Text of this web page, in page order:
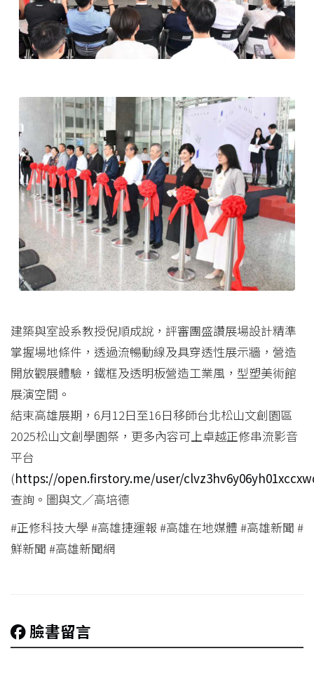
建築與室設系教授倪順成說，評審團盛讚展場設計精準
掌握場地條件，透過流暢動線及具穿透性展示牆，營造
開放觀展體驗，鐵框及透明板營造工業風，型塑美術館
展演空間。
結束高雄展期，6月12日至16日移師台北松山文創園區
2025松山文創學園祭，更多內容可上卓越正修串流影音
平台
(https://open.firstory.me/user/
查詢。圖與文／高培德
#正修科技大學 #高雄捷運報 #高雄在地媒體 #高雄新聞 #
鮮新聞 #高雄新聞網
臉書留言